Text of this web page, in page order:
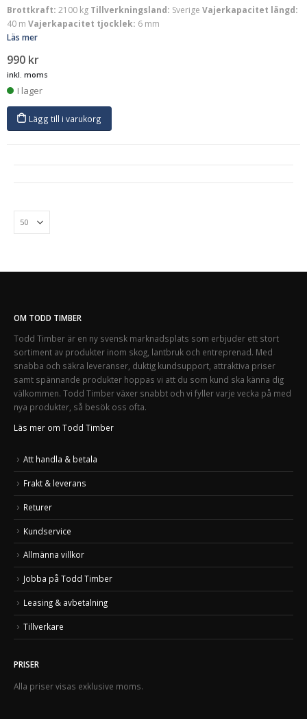
Brottkraft: 2100 kg Tillverkningsland: Sverige Vajerkapacitet längd:
40 m Vajerkapacitet tjocklek: 6 mm
Läs mer
990 kr
inkl. moms
I lager
Lägg till i varukorg
OM TODD TIMBER
Todd Timber är en ny svensk marknadsplats som erbjuder ett stort
sortiment av produkter inom skog, lantbruk och entreprenad. Med
snabba och säkra leveranser, duktig kundsupport, attraktiva priser
samt spännande produkter hoppas vi att du som kund ska känna dig
välkommen. Todd Timber växer snabbt och vi fyller varje vecka på med
nya produkter, så besök oss ofta.
Läs mer om Todd Timber
Att handla & betala
Frakt & leverans
Returer
Kundservice
Allmänna villkor
Jobba på Todd Timber
Leasing & avbetalning
Tillverkare
PRISER
Alla priser visas exklusive moms.